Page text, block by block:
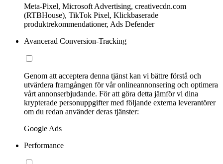
Meta-Pixel, Microsoft Advertising, creativecdn.com
(RTBHouse), TikTok Pixel, Klickbaserade
produktrekommendationer, Ads Defender
Avancerad Conversion-Tracking
Genom att acceptera denna tjänst kan vi bättre förstå och
utvärdera framgången för vår onlineannonsering och optimera
vårt annonserbjudande. För att göra detta jämför vi dina
krypterade personuppgifter med följande externa leverantörer
om du redan använder deras tjänster:
Google Ads
Performance